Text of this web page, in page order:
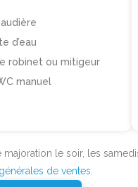
d’eau
robinet ou mitigeur
manuel
le soir, les
de ventes